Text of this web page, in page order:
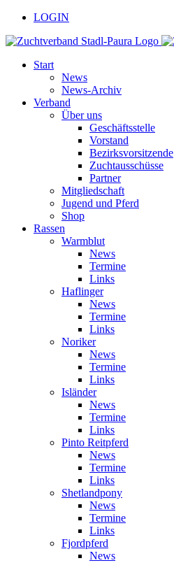
Zum
springen
facebook
youtubeLOGIN
Start
News
News-Archiv
Verband
Über uns
Geschäftsstelle
Vorstand
Bezirksvorsitzende
Zuchtausschüsse
Partner
Mitgliedschaft
Jugend und Pferd
Shop
Rassen
Warmblut
News
Termine
Links
Haflinger
News
Termine
Links
Noriker
News
Termine
Links
Isländer
News
Termine
Links
Pinto Reitpferd
News
Termine
Links
Shetlandpony
News
Termine
Links
Fjordpferd
News